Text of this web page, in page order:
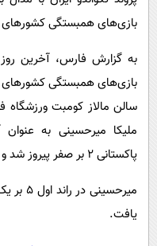
بازی‌های همبستگی
به گزارش فارس، آخرین
سالن مالاز کومبت
ملیکا میرحسینی به
پاکستانی ۲ بر صفر پیروز شد ‌و به مدال برنز دست یافت.
یافت.